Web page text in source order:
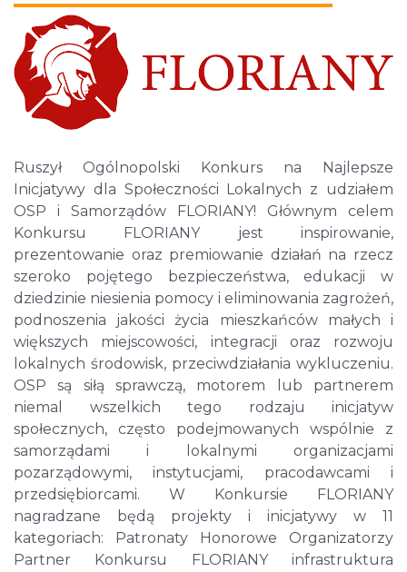
Ruszył Ogólnopolski Konkurs na Najlepsze
Inicjatywy dla Społeczności Lokalnych z udziałem
OSP i Samorządów FLORIANY! Głównym celem
Konkursu FLORIANY jest inspirowanie,
prezentowanie oraz premiowanie działań na rzecz
szeroko pojętego bezpieczeństwa, edukacji w
dziedzinie niesienia pomocy i eliminowania zagrożeń,
podnoszenia jakości życia mieszkańców małych i
większych miejscowości, integracji oraz rozwoju
lokalnych środowisk, przeciwdziałania wykluczeniu.
OSP są siłą sprawczą, motorem lub partnerem
niemal wszelkich tego rodzaju inicjatyw
społecznych, często podejmowanych wspólnie z
samorządami i lokalnymi organizacjami
pozarządowymi, instytucjami, pracodawcami i
przedsiębiorcami. W Konkursie FLORIANY
nagradzane będą projekty i inicjatywy w 11
kategoriach: Patronaty Honorowe Organizatorzy
Partner Konkursu FLORIANY infrastruktura